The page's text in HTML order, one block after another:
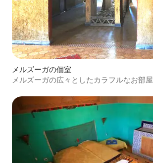
メルズーガの個室
メルズーガの広々としたカラフルなお部屋